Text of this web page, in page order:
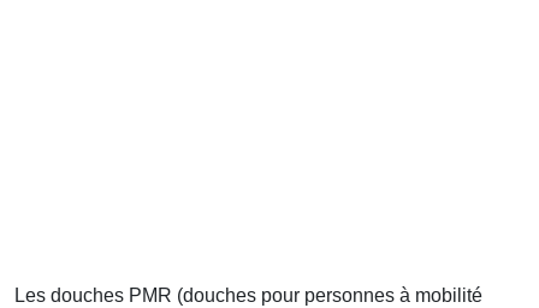
Les douches PMR (douches pour personnes à mobilité